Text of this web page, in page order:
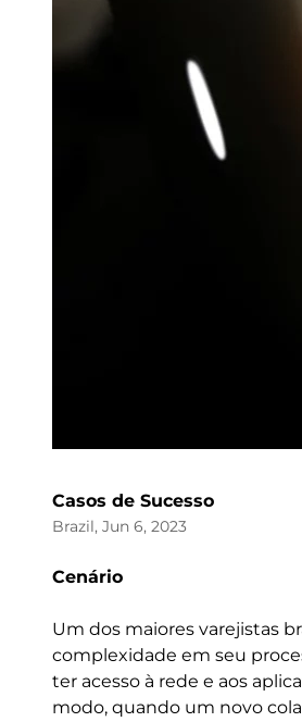
Casos de Sucesso
Brazil, Jun 6, 2023
Cenário
Um dos maiores varejistas
complexidade em seu
ter acesso à rede e aos
modo, quando um novo